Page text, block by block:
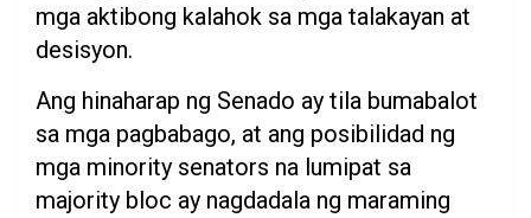
mga aktibong kalahok sa mga talakayan at
desisyon.
Ang hinaharap ng Senado ay tila bumabalot
sa mga pagbabago, at ang posibilidad ng
mga minority senators na lumipat sa
majority bloc ay nagdadala ng maraming